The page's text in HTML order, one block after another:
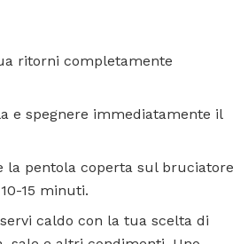
ritorni completamente
e spegnere immediatamente il
la pentola coperta sul bruciatore
15 minuti.
caldo con la tua scelta di